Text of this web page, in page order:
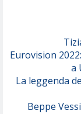
Eurovision
a
La leggenda
Beppe